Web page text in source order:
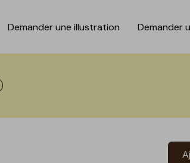
Demander une illustration Demander
Afficher les informations d'aide à la